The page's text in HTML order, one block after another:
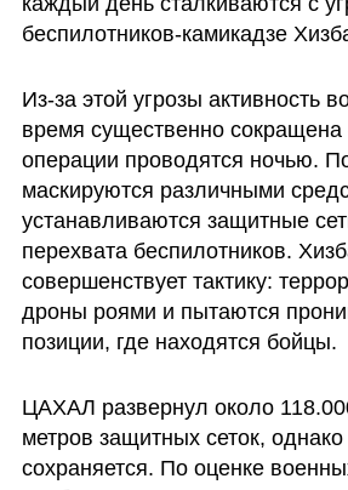
беспилотников-камикадзе
Из-за этой угрозы активность
время существенно
операции проводятся ночью.
маскируются различными
устанавливаются защитные
перехвата беспилотников.
совершенствует тактику:
дроны роями и пытаются
позиции, где находятся бойцы.
ЦАХАЛ развернул около
метров защитных сеток, однако
сохраняется. По оценке